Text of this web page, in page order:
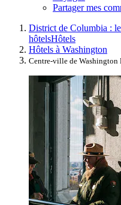
Partager mes
District de Columbia :
hôtelsHôtels
Hôtels à Washington
Centre-ville de Washington